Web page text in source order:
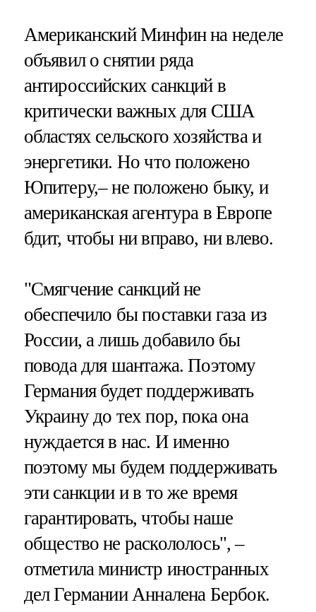
Американский Минфин на неделе
объявил о снятии ряда
антироссийских санкций в
критически важных для США
областях сельского хозяйства и
энергетики. Но что положено
Юпитеру,– не положено быку, и
американская агентура в Европе
бдит, чтобы ни вправо, ни влево.
"Смягчение санкций не
обеспечило бы поставки газа из
России, а лишь добавило бы
повода для шантажа. Поэтому
Германия будет поддерживать
Украину до тех пор, пока она
нуждается в нас. И именно
поэтому мы будем поддерживать
эти санкции и в то же время
гарантировать, чтобы наше
общество не раскололось", –
отметила министр иностранных
дел Германии Анналена Бербок.